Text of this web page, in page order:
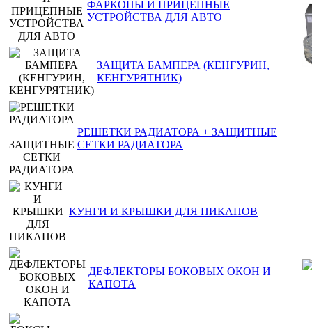
ФАРКОПЫ И ПРИЦЕПНЫЕ
УСТРОЙСТВА ДЛЯ АВТО
ЗАЩИТА БАМПЕРА (КЕНГУРИН,
КЕНГУРЯТНИК)
РЕШЕТКИ РАДИАТОРА + ЗАЩИТНЫЕ
СЕТКИ РАДИАТОРА
КУНГИ И КРЫШКИ ДЛЯ ПИКАПОВ
ДЕФЛЕКТОРЫ БОКОВЫХ ОКОН И
КАПОТА